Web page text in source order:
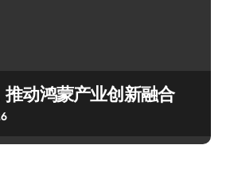
动鸿蒙产业创新融合